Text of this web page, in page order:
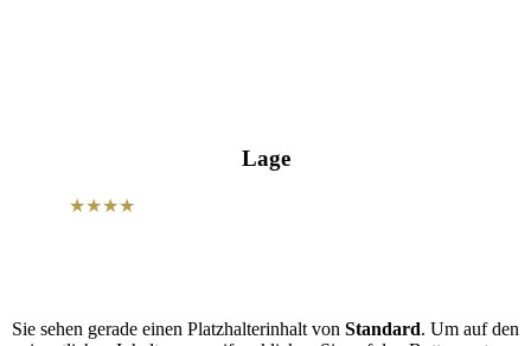
Lage
★★★★
Sie sehen gerade einen Platzhalterinhalt von Standard. Um auf den